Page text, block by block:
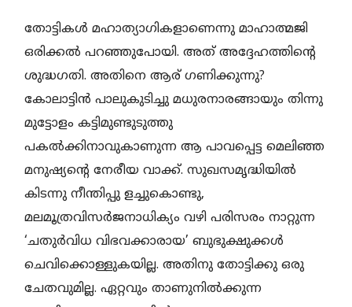
തോട്ടികള്‍ മഹാത്യാഗികളാണെന്നു മാഹാത്മജി
ഒരിക്കല്‍ പറഞ്ഞുപോയി. അത് അദ്ദേഹത്തിന്റെ
ശുദ്ധഗതി. അതിനെ ആര് ഗണിക്കുന്നു?
കോലാട്ടിന്‍ പാലുകുടിച്ചു മധുരനാരങ്ങായും തിന്നു
മുട്ടോളം കട്ടിമുണ്ടുടുത്തു
പകല്‍ക്കിനാവുകാണുന്ന ആ പാവപ്പെട്ട മെലിഞ്ഞ
മനുഷ്യന്റെ നേരീയ വാക്ക്. സുഖസമൃദ്ധിയില്‍
കിടന്നു നീന്തിപ്പു ളച്ചുകൊണ്ടു,
മലമൂത്രവിസര്‍ജനാധിക്യം വഴി പരിസരം നാറ്റുന്ന
‘ചതുര്‍വിധ വിഭവക്കാരായ’ ബുഭുക്ഷുക്കള്‍
ചെവിക്കൊള്ളുകയില്ല. അതിനു തോട്ടിക്കു ഒരു
ചേതവുമില്ല. ഏറ്റവും താണുനില്‍ക്കുന്ന